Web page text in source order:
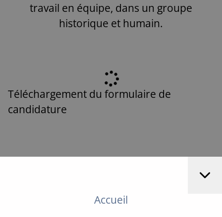
travail en équipe, dans un groupe
historique et humain.
Téléchargement du formulaire de
candidature
Accueil